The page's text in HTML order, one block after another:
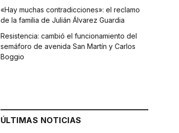
«Hay muchas contradicciones»: el reclamo
de la familia de Julián Álvarez Guardia
Resistencia: cambió el funcionamiento del
semáforo de avenida San Martín y Carlos
Boggio
ÚLTIMAS NOTICIAS